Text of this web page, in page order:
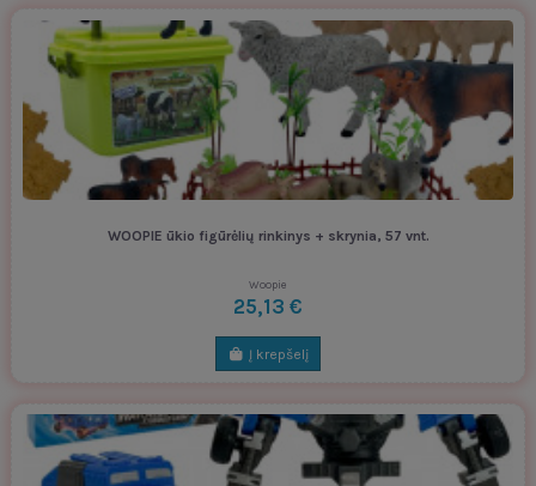
WOOPIE ūkio figūrėlių rinkinys + skrynia, 57 vnt.
Woopie
25,13 €
Į krepšelį